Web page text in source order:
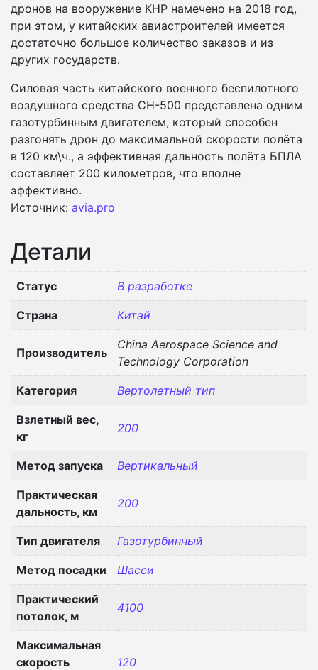
дронов на вооружение КНР намечено на 2018 год,
при этом, у китайских авиастроителей имеется
достаточно большое количество заказов и из
других государств.
Силовая часть китайского военного беспилотного
воздушного средства CH-500 представлена одним
газотурбинным двигателем, который способен
разгонять дрон до максимальной скорости полёта
в 120 км\ч., а эффективная дальность полёта БПЛА
составляет 200 километров, что вполне
эффективно.
Источник: avia.pro
Детали
Статус В разработке
Страна Китай
Производитель
China Aerospace Science and
Technology Corporation
Категория Вертолетный тип
Взлетный вес,
кг
200
Метод запуска Вертикальный
Практическая
дальность, км
200
Тип двигателя Газотурбинный
Метод посадки Шасси
Практический
потолок, м
4100
Максимальная
скорость
120